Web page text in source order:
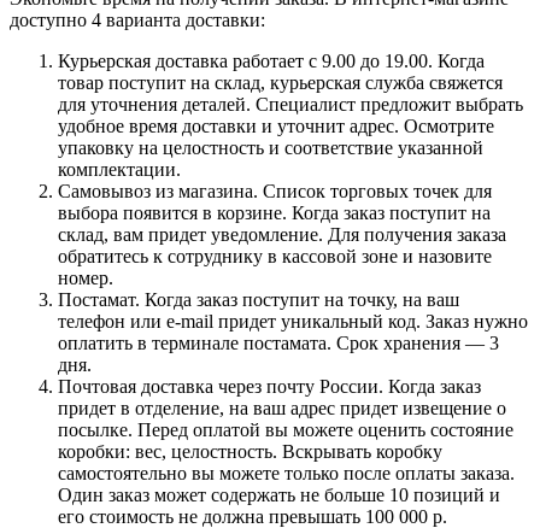
доступно 4 варианта доставки:
Курьерская доставка работает с 9.00 до 19.00. Когда
товар поступит на склад, курьерская служба свяжется
для уточнения деталей. Специалист предложит выбрать
удобное время доставки и уточнит адрес. Осмотрите
упаковку на целостность и соответствие указанной
комплектации.
Самовывоз из магазина. Список торговых точек для
выбора появится в корзине. Когда заказ поступит на
склад, вам придет уведомление. Для получения заказа
обратитесь к сотруднику в кассовой зоне и назовите
номер.
Постамат. Когда заказ поступит на точку, на ваш
телефон или e-mail придет уникальный код. Заказ нужно
оплатить в терминале постамата. Срок хранения — 3
дня.
Почтовая доставка через почту России. Когда заказ
придет в отделение, на ваш адрес придет извещение о
посылке. Перед оплатой вы можете оценить состояние
коробки: вес, целостность. Вскрывать коробку
самостоятельно вы можете только после оплаты заказа.
Один заказ может содержать не больше 10 позиций и
его стоимость не должна превышать 100 000 р.